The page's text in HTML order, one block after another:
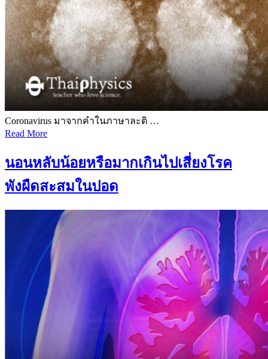
Coronavirus มาจากคำในภาษาละติ …
Read More
นอนหลับน้อยหรือมากเกินไปเสี่ยงโรค
พังผืดสะสมในปอด